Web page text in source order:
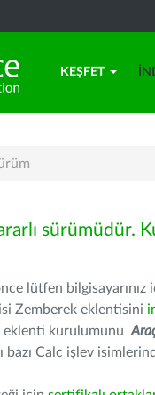
KEŞFET
sürümüdür.
lütfen
Zemberek eklentisini
eklenti kurulumunu
Calc işlev